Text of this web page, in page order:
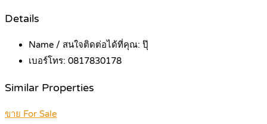
Details
Name / สนใจติดต่อได้ที่คุณ: ปุ๊
เบอร์โทร: 0817830178
Similar Properties
ขาย For Sale